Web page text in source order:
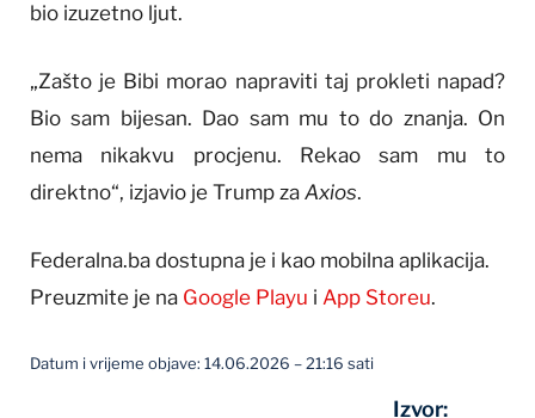
bio izuzetno ljut.
„Zašto je Bibi morao napraviti taj prokleti napad?
Bio sam bijesan. Dao sam mu to do znanja. On
nema nikakvu procjenu. Rekao sam mu to
direktno“, izjavio je Trump za Axios.
Federalna.ba dostupna je i kao mobilna aplikacija.
Preuzmite je na Google Playu i App Storeu.
Datum i vrijeme objave: 14.06.2026 – 21:16 sati
Izvor: